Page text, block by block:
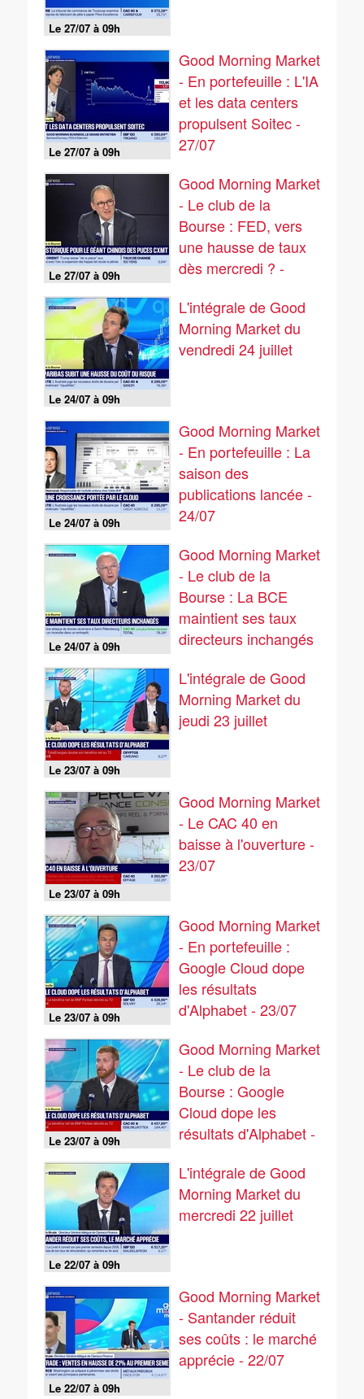
Le 27/07 à 09h
Le 27/07 à 09h
Good Morning Market
- En portefeuille : L'IA
et les data centers
propulsent Soitec -
27/07
Le 27/07 à 09h
Good Morning Market
- Le club de la
Bourse : FED, vers
une hausse de taux
dès mercredi ? -
Le 24/07 à 09h
L'intégrale de Good
Morning Market du
vendredi 24 juillet
Le 24/07 à 09h
Good Morning Market
- En portefeuille : La
saison des
publications lancée -
24/07
Le 24/07 à 09h
Good Morning Market
- Le club de la
Bourse : La BCE
maintient ses taux
directeurs inchangés
Le 23/07 à 09h
L'intégrale de Good
Morning Market du
jeudi 23 juillet
Le 23/07 à 09h
Good Morning Market
- Le CAC 40 en
baisse à l'ouverture -
23/07
Le 23/07 à 09h
Good Morning Market
- En portefeuille :
Google Cloud dope
les résultats
d'Alphabet - 23/07
Le 23/07 à 09h
Good Morning Market
- Le club de la
Bourse : Google
Cloud dope les
résultats d'Alphabet -
Le 22/07 à 09h
L'intégrale de Good
Morning Market du
mercredi 22 juillet
Le 22/07 à 09h
Good Morning Market
- Santander réduit
ses coûts : le marché
apprécie - 22/07